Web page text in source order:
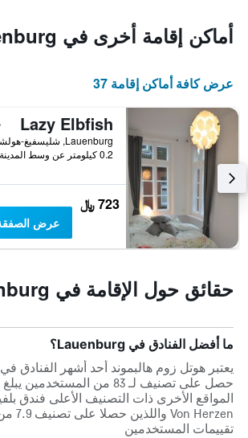
أماكن إقامة أخرى في Lauenburg
عرض كافة أماكن إقامة 37
Lazy Elbfish
0.2 كيلومتر عن وسط المدينة
723 ﷼
عرض
حقائق حول الإقامة في Lauenburg
ما أفضل الفنادق في Lauenburg؟
تقييمات المستخدمين